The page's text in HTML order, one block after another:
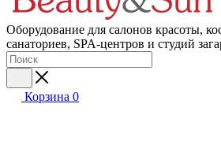
Оборудование для салонов красоты,
санаториев, SPA-центров и студий
Корзина 0